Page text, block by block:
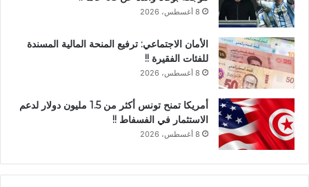
8 أغسطس، 2026
الأمان الاجتماعي: ترفيع المنحة المالية المسندة
للفئات الفقيرة !!
8 أغسطس، 2026
أمريكا تمنح تونس أكثر من 1.5 مليون دولار لدعم
الاستثمار في الفسفاط !!
8 أغسطس، 2026